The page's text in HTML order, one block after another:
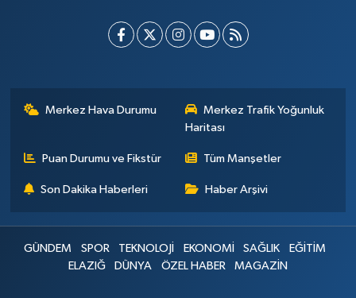
Merkez Hava Durumu
Merkez Trafik Yoğunluk
Haritası
Puan Durumu ve Fikstür Tüm Manşetler
Son Dakika Haberleri Haber Arşivi
GÜNDEM SPOR TEKNOLOJİ EKONOMİ SAĞLIK
EĞİTİM
ELAZIĞ
DÜNYA ÖZEL HABER MAGAZİN